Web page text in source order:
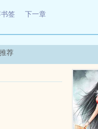
签 下一章
荐